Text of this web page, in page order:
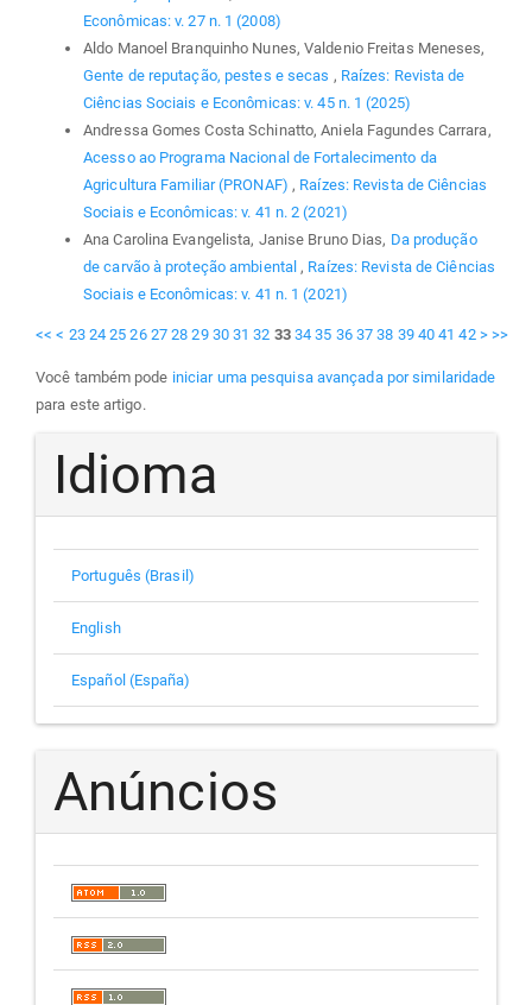
Econômicas: v. 27 n. 1 (2008)
Aldo Manoel Branquinho Nunes, Valdenio Freitas Meneses,
Gente de reputação, pestes e secas , Raízes: Revista de
Ciências Sociais e Econômicas: v. 45 n. 1 (2025)
Andressa Gomes Costa Schinatto, Aniela Fagundes Carrara,
Acesso ao Programa Nacional de Fortalecimento da
Agricultura Familiar (PRONAF) , Raízes: Revista de Ciências
Sociais e Econômicas: v. 41 n. 2 (2021)
Ana Carolina Evangelista, Janise Bruno Dias, Da produção
de carvão à proteção ambiental , Raízes: Revista de Ciências
Sociais e Econômicas: v. 41 n. 1 (2021)
<< < 23 24 25 26 27 28 29 30 31 32 33 34 35 36 37 38 39 40 41 42 > >>
Você também pode iniciar uma pesquisa avançada por similaridade
para este artigo.
Idioma
Português (Brasil)
English
Español (España)
Anúncios